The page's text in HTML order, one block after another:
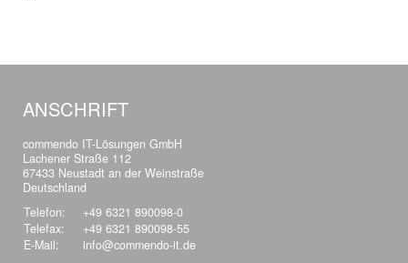
ANSCHRIFT
commendo IT-Lösungen GmbH
Lachener Straße 112
67433 Neustadt an der Weinstraße
Deutschland
Telefon:
+49 6321 890098-0
Telefax:
+49 6321 890098-55
E-Mail:
info@commendo-it.de